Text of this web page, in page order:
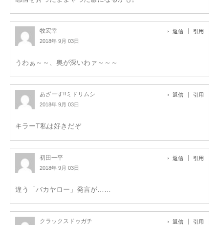
牧宏幸
2018年 9月 03日
返信 引用
うわぁ～～、奥が深いわァ～～～
あざーす!!ミドリムシ
2018年 9月 03日
返信 引用
キラーT私は好きだぞ
初田一平
2018年 9月 03日
返信 引用
違う「バカヤロー」発言が……
クラックスドゥガチ 返信 引用